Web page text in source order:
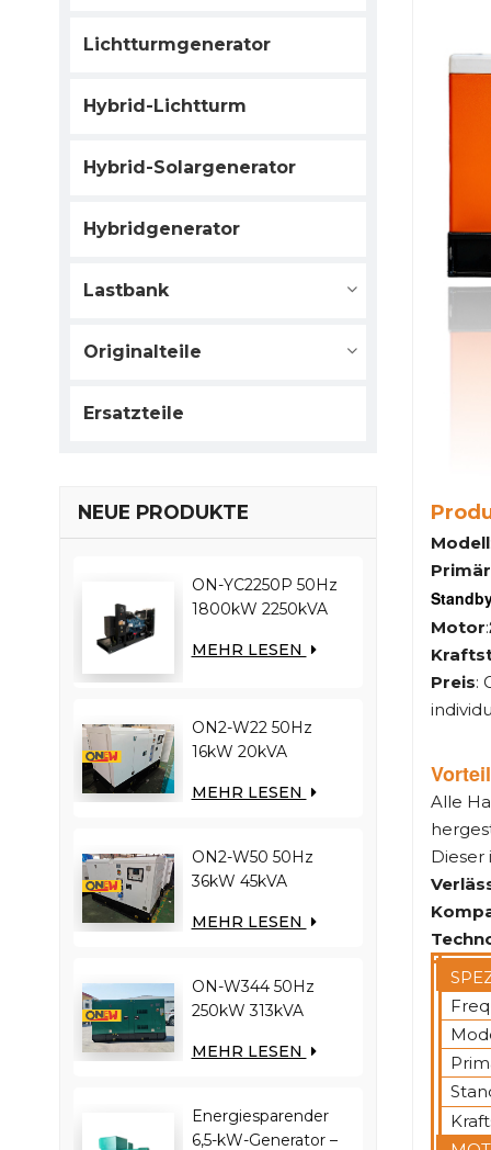
Lichtturmgenerator
Hybrid-Lichtturm
Hybrid-Solargenerator
Hybridgenerator
Lastbank
Originalteile
Ersatzteile
NEUE PRODUKTE
ON-YC2250P 50Hz
1800kW 2250kVA
YC12VC3000-D30
MEHR LESEN
ON2-W22 50Hz
16kW 20kVA
4YT23-20D
MEHR LESEN
ON2-W50 50Hz
36kW 45kVA
N4100ZDS-42
MEHR LESEN
ON-W344 50Hz
250kW 313kVA
WT13B-308DE
MEHR LESEN
Energiesparender
6,5-kW-Generator –
Modell
Motor:
Preis:
Alle
Dieser